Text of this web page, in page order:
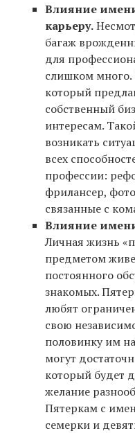
Влияние
карьеру.
багаж
для
слишком
который
собственный
интересам.
возникать
всех
профессии:
фрилансер,
связанные с
Влияние
Личная жизнь
предметом
постоянного
знакомых.
любят
свою
половинку им
могут
который будет
желание
Пятеркам с
семерки и